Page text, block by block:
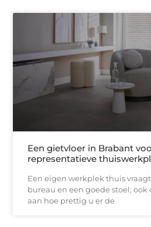
Een gietvloer in Brabant
representatieve
Een eigen werkplek thuis
bureau en een goede stoel; ook
aan hoe prettig u er de